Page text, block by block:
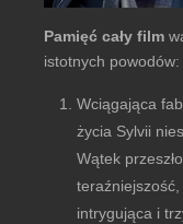
Pamięć cały film
istotnych powodów:
Wciągająca
życia Sylvii
Wątek
intrygująca i